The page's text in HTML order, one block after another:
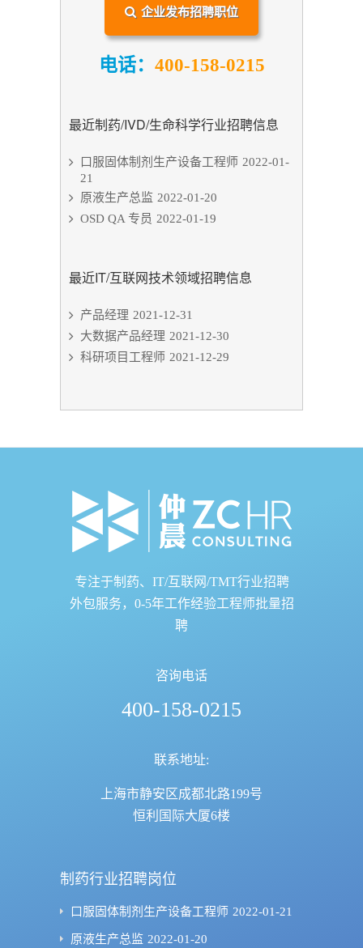
企业发布招聘职位
电话： 400-158-0215
最近制药/IVD/生命科学行业招聘信息
口服固体制剂生产设备工程师 2022-01-
21
原液生产总监 2022-01-20
OSD QA 专员 2022-01-19
最近IT/互联网技术领域招聘信息
产品经理 2021-12-31
大数据产品经理 2021-12-30
科研项目工程师 2021-12-29
专注于制药、IT/互联网/TMT行业招聘
外包服务，0-5年工作经验工程师批量招
聘
咨询电话
400-158-0215
联系地址:
上海市静安区成都北路199号
恒利国际大厦6楼
制药行业招聘岗位
口服固体制剂生产设备工程师 2022-01-21
原液生产总监 2022-01-20